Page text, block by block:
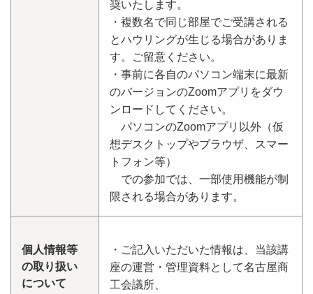
奨いたします。
・複数名で同じ部屋でご受講される
とハウリングが生じる場合がありま
す。ご留意ください。
・事前に各自のパソコン端末に最新
のバージョンのZoomアプリをダウ
ンロードしてください。
パソコンのZoomアプリ以外（仮
想デスクトップやブラウザ、スマー
トフォン等）
での参加では、一部使用機能が制
限される場合があります。
個人情報等
の取り扱い
について
・ご記入いただいた情報は、当該講
座の運営・管理資料として名古屋商
工会議所、